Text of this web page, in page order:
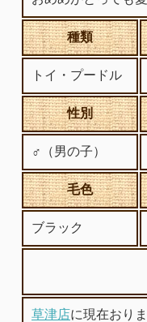
種類
トイ・プードル
性別
♂（男の子）
毛色
ブラック
草津店に現在おり